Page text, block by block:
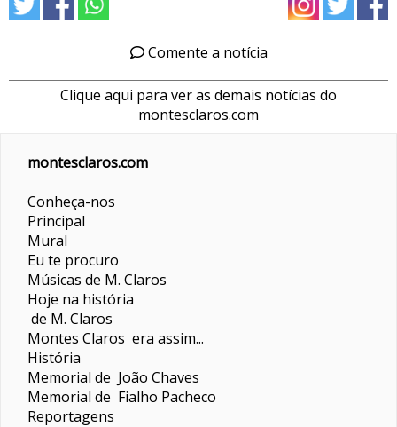
Comente a notícia
Clique aqui para ver as demais notícias do
montesclaros.com
montesclaros.com
Conheça-nos
Principal
Mural
Eu te procuro
Músicas de M. Claros
Hoje na história
de M. Claros
Montes Claros era assim...
História
Memorial de João Chaves
Memorial de Fialho Pacheco
Reportagens